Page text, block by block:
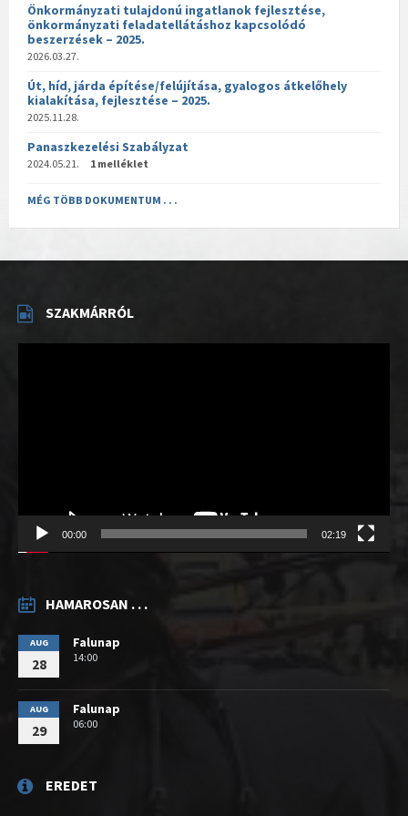
Önkormányzati tulajdonú ingatlanok fejlesztése,
önkormányzati feladatellátáshoz kapcsolódó
beszerzések – 2025.
2026.03.27.
Út, híd, járda építése/felújítása, gyalogos átkelőhely
kialakítása, fejlesztése – 2025.
2025.11.28.
Panaszkezelési Szabályzat
2024.05.21. 1 melléklet
MÉG TÖBB DOKUMENTUM . . .
SZAKMÁRRÓL
00:00 02:19
HAMAROSAN . . .
AUG
28
Falunap
14:00
AUG
29
Falunap
06:00
EREDET